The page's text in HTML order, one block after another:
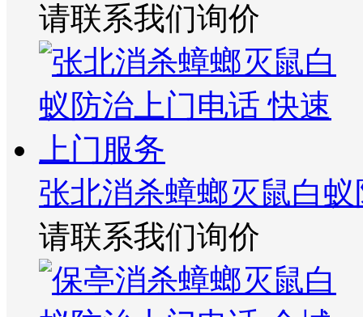
请联系我们询价
张北消杀蟑螂灭鼠白
请联系我们询价